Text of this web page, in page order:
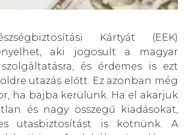
Kártyát (EEK)
aki jogosult a magyar
és érdemes is ezt
utazás előtt. Ez azonban még
ha bajba kerülünk. Ha el akarjuk
és nagy összegű kiadásokat,
utasbiztosítást is kötnünk. A